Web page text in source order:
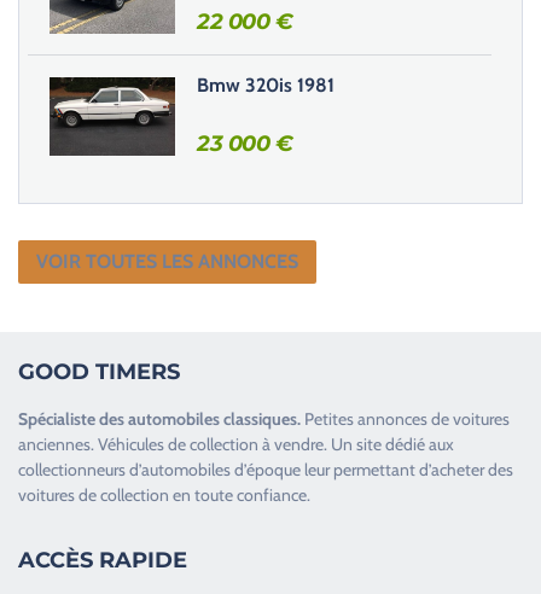
e
22 000€
Bmw 320is 1981
23 000€
VOIR TOUTES LES ANNONCES
GOOD TIMERS
Spécialiste desautomobiles classiques. Petites annonces devoitures
anciennes.Véhicules de collection à vendre. Un site dédié aux
collectionneurs d’automobiles d’époque leur permettant d’acheter des
voitures de collection en toute confiance.
ACCÈS RAPIDE